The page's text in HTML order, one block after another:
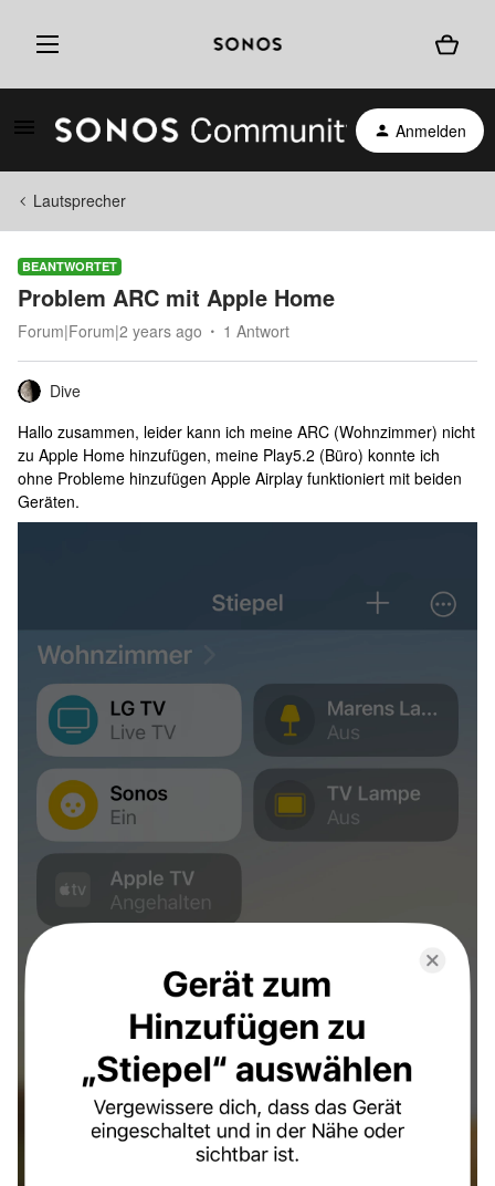
Anmelden
Lautsprecher
BEANTWORTET
Problem ARC mit Apple Home
Forum|Forum|2 years ago 1 Antwort
Dive
Hallo zusammen, leider kann ich meine ARC (Wohnzimmer) nicht
zu Apple Home hinzufügen, meine Play5.2 (Büro) konnte ich
ohne Probleme hinzufügen Apple Airplay funktioniert mit beiden
Geräten.